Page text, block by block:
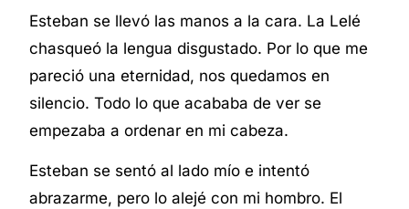
Esteban se llevó las manos a la cara. La Lelé
chasqueó la lengua disgustado. Por lo que me
pareció una eternidad, nos quedamos en
silencio. Todo lo que acababa de ver se
empezaba a ordenar en mi cabeza.
Esteban se sentó al lado mío e intentó
abrazarme, pero lo alejé con mi hombro. El